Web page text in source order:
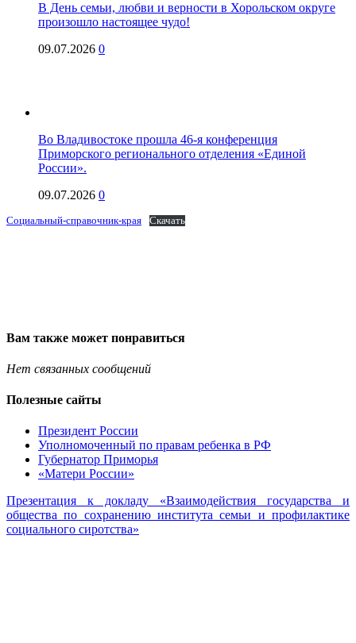
В День семьи, любви и верности в Хорольском округе
произошло настоящее чудо!
09.07.2026 0
Во Владивостоке прошла 46-я конференция
Приморского регионального отделения «Единой
России».
09.07.2026 0
Социальный-справочник-края Скачать
Вам также может понравиться
Нет связанных сообщений
Полезные сайты
Президент России
Уполномоченный по правам ребенка в РФ
Губернатор Приморья
«Матери России»
Презентация к докладу «Взаимодействия государства и
общества по сохранению института семьи и профилактике
социального сиротства»